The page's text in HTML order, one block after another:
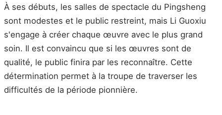
À ses débuts, les salles de spectacle du Pingsheng
sont modestes et le public restreint, mais Li Guoxiu
s'engage à créer chaque œuvre avec le plus grand
soin. Il est convaincu que si les œuvres sont de
qualité, le public finira par les reconnaître. Cette
détermination permet à la troupe de traverser les
difficultés de la période pionnière.